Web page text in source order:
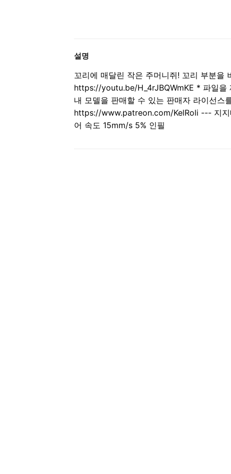
설명
꼬리에 매달린 작은 주머니쥐! 꼬리 부분을
https://youtu.be/H_4rJBQWmKE * 파일을
내 모델을 판매할 수 있는 판매자 라이선스
https://www.patreon.com/KelRoli --- 지지
어 속도 15mm/s 5% 인필